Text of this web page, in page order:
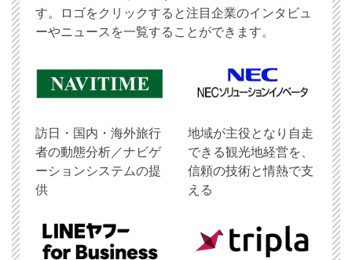
す。ロゴをクリックすると注目企業のインタビュ
ーやニュースを一覧することができます。
訪日・国内・海外旅行
者の動態分析／ナビゲ
ーションシステムの提
供
地域が主役となり自走
できる観光地経営を、
信頼の技術と情熱で支
える